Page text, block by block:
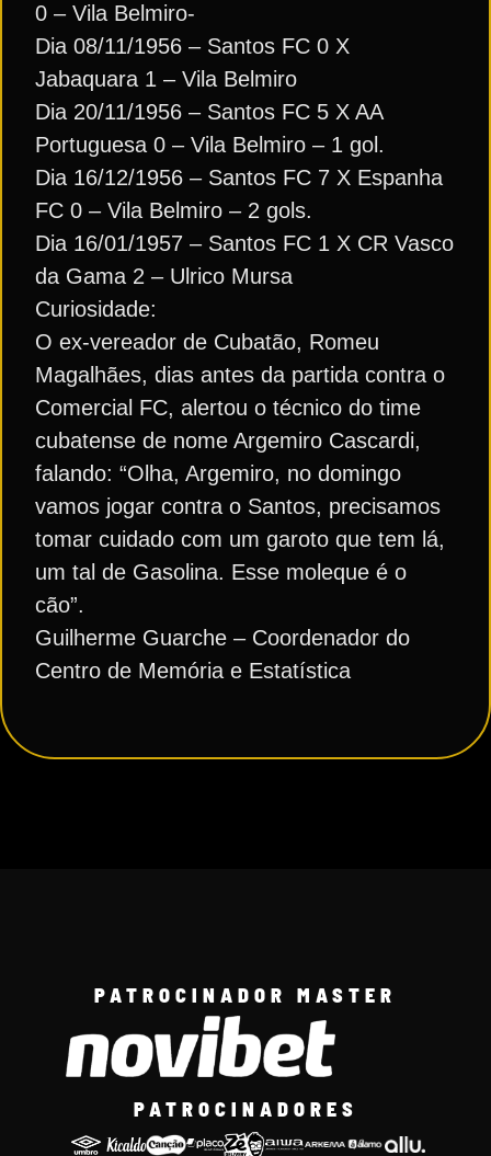
0 – Vila Belmiro-
Dia 08/11/1956 – Santos FC 0 X
Jabaquara 1 – Vila Belmiro
Dia 20/11/1956 – Santos FC 5 X AA
Portuguesa 0 – Vila Belmiro – 1 gol.
Dia 16/12/1956 – Santos FC 7 X Espanha
FC 0 – Vila Belmiro – 2 gols.
Dia 16/01/1957 – Santos FC 1 X CR Vasco
da Gama 2 – Ulrico Mursa
Curiosidade:
O ex-vereador de Cubatão, Romeu
Magalhães, dias antes da partida contra o
Comercial FC, alertou o técnico do time
cubatense de nome Argemiro Cascardi,
falando: “Olha, Argemiro, no domingo
vamos jogar contra o Santos, precisamos
tomar cuidado com um garoto que tem lá,
um tal de Gasolina. Esse moleque é o
cão”.
Guilherme Guarche – Coordenador do
Centro de Memória e Estatística
PATROCINADOR MASTER
PATROCINADORES